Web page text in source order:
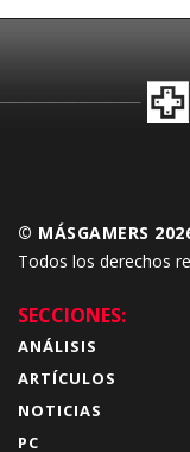
© MÁSGAMERS
Todos los derechos
SECCIONES:
ANÁLISIS
ARTÍCULOS
NOTICIAS
PC